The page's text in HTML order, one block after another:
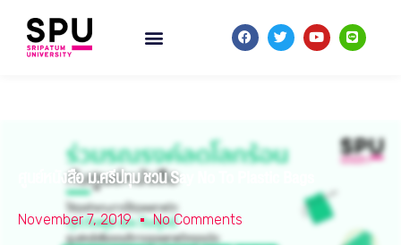
ศูนย์หนังสือ ม.ศรีปทุม ชวน Say No To Plastic Bags
November 7, 2019 No Comments